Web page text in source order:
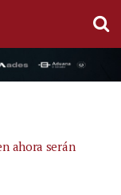
ahora serán